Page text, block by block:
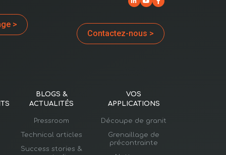
>
Contactez-nous >
BLOGS &
ACTUALITÉS
Pressroom
Technical articles
Success stories &
VOS
APPLICATIONS
Découpe de granit
Grenaillage de
précontrainte